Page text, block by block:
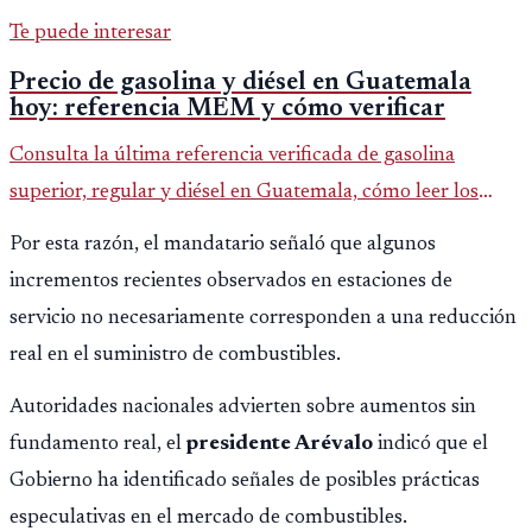
Te puede interesar
Precio de gasolina y diésel en Guatemala
hoy: referencia MEM y cómo verificar
Consulta la última referencia verificada de gasolina
superior, regular y diésel en Guatemala, cómo leer los
reportes del MEM y qué revisar antes de llenar el tanque.
Por esta razón, el mandatario señaló que algunos
incrementos recientes observados en estaciones de
servicio no necesariamente corresponden a una reducción
real en el suministro de combustibles.
Autoridades nacionales advierten sobre aumentos sin
fundamento real, el presidente Arévalo indicó que el
Gobierno ha identificado señales de posibles prácticas
especulativas en el mercado de combustibles.